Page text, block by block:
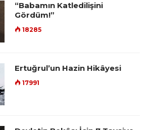
“Babamın Katledilişini
Gördüm!”
18285
Ertuğrul’un Hazin Hikâyesi
17991